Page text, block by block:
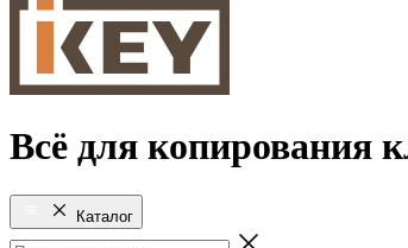
Всё для копирования
Каталог